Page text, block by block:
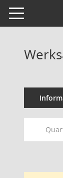
Toggle navigation